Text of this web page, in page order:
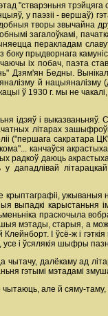
"стварэньня
у паэзіі - вершаў)
творы звычайна
загалоўкамі,
перакладам
прыдворнага
ix побач, паэта
Дзям'ян Бедны.
й нацыяналізму
ў 1930 г. мы не
ідэяў i
літарах
("першага
канчаўся
радкоў даюць
ужываныя
карыстаньня
праскочыла
мэтады, старыя, а
I ўсё-ж i
усе i ўсялякія шыфры
далёкаму ад
гэтымі мэтадамі
але й сяму-